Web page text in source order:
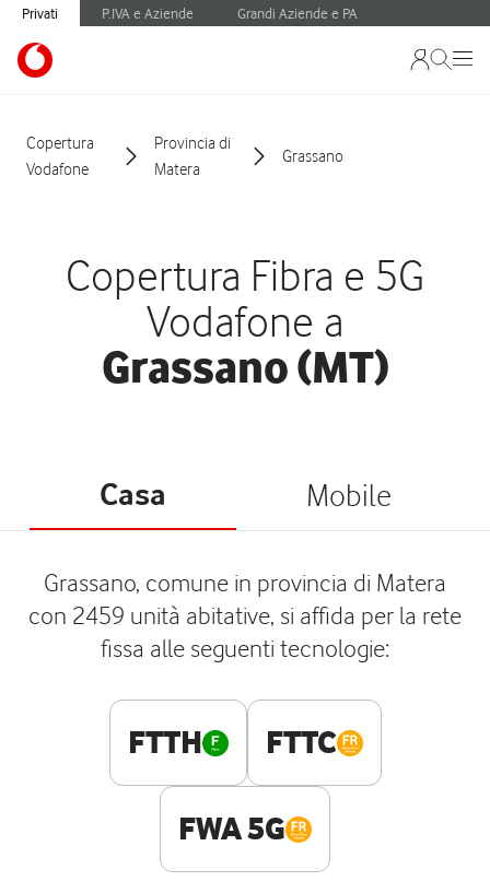
Privati P.IVA e Aziende Grandi Aziende e PA
Copertura
Vodafone
Provincia di
Matera
Grassano
Copertura Fibra e 5G
Vodafone a
Grassano (MT)
Casa Mobile
Grassano, comune in provincia di Matera
con 2459 unità abitative, si affida per la rete
fissa alle seguenti tecnologie:
FTTH FTTC
FWA 5G